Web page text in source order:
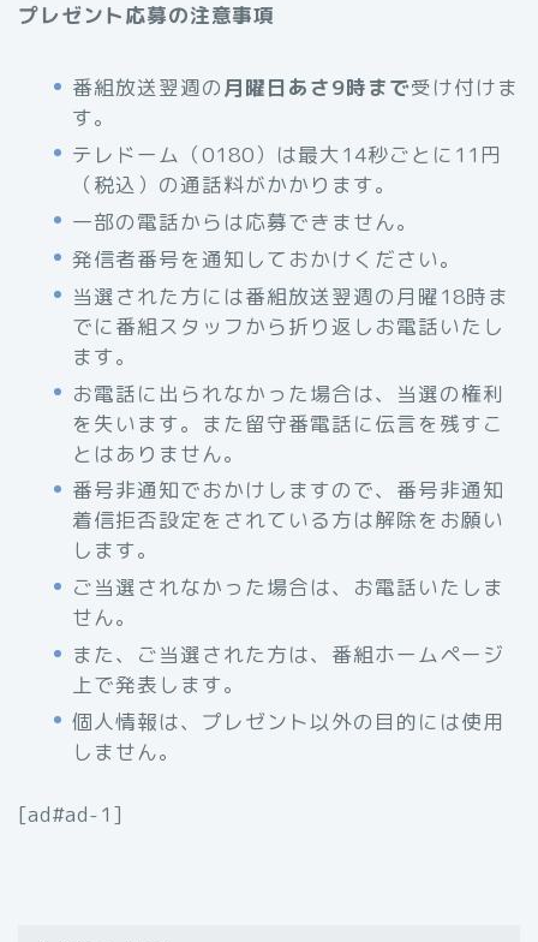
プレゼント応募の注意事項
番組放送翌週の月曜日あさ9時まで受け付けま
す。
テレドーム（0180）は最大14秒ごとに11円
（税込）の通話料がかかります。
一部の電話からは応募できません。
発信者番号を通知しておかけください。
当選された方には番組放送翌週の月曜18時ま
でに番組スタッフから折り返しお電話いたし
ます。
お電話に出られなかった場合は、当選の権利
を失います。また留守番電話に伝言を残すこ
とはありません。
番号非通知でおかけしますので、番号非通知
着信拒否設定をされている方は解除をお願い
します。
ご当選されなかった場合は、お電話いたしま
せん。
また、ご当選された方は、番組ホームページ
上で発表します。
個人情報は、プレゼント以外の目的には使用
しません。
[ad#ad-1]